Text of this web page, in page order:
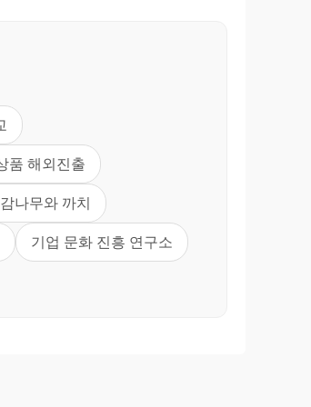
품 해외진출
나무와 까치
기업 문화 진흥 연구소